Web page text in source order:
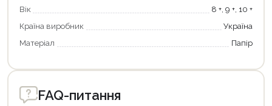
Вік
8 +, 9 +, 10 +
Країна виробник
Україна
Матеріал
Папір
FAQ-питання